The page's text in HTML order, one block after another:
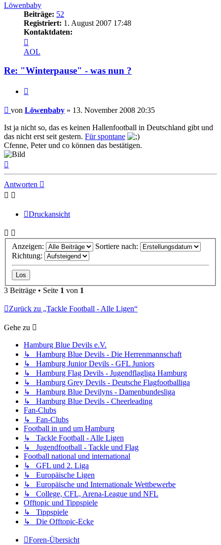
Löwenbaby
Beiträge: 52
Registriert: 1. August 2007 17:48
Kontaktdaten:
von
Löwenbaby
AOL
Re: "Winterpause" - was nun ?
Beitrag
von Löwenbaby » 13. November 2008 20:35
Ist ja nicht so, das es keinen Hallenfootball in Deutschland gibt und
das nicht erst seit gestern. Für spontane
Cfenne, Peter und co können das bestätigen.
Antworten
Druckansicht
Anzeigen:
Sortiere nach:
Richtung:
3 Beiträge • Seite 1 von 1
Zurück zu „Tackle Football - Alle Ligen“
Gehe zu
Hamburg Blue Devils e.V.
↳ Hamburg Blue Devils - Die Herrenmannschaft
↳ Hamburg Junior Devils - GFL Juniors
↳ Hamburg Flag Devils - Jugendflagliga Hamburg
↳ Hamburg Grey Devils - Deutsche Flagfootballiga
↳ Hamburg Blue Devilyns - Damenbundesliga
↳ Hamburg Blue Devils - Cheerleading
Fan-Clubs
↳ Fan-Clubs
Football in und um Hamburg
↳ Tackle Football - Alle Ligen
↳ Jugendfootball - Tackle und Flag
Football national und international
↳ GFL und 2. Liga
↳ Europäische Ligen
↳ Europäische und Internationale Wettbewerbe
↳ College, CFL, Arena-League und NFL
Offtopic und Tippspiele
↳ Tippspiele
↳ Die Offtopic-Ecke
Foren-Übersicht